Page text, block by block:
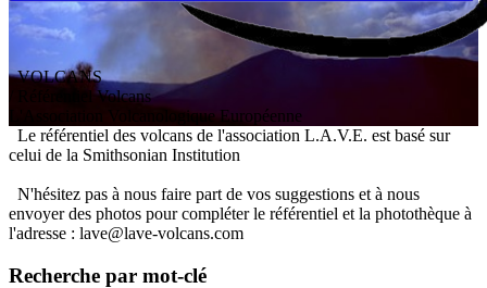
VOLCANS
/ Référentiel Volcans
ssociation V olcanologiqueEuropéenne
Le référentiel des volcans de l'association L.A.V.E. est basé sur
celui de la Smithsonian Institution
N'hésitez pas à nous faire part de vos suggestions et à nous
envoyer des photos pour compléter le référentiel et la photothèque à
l'adresse : lave@lave-volcans.com
Recherche par mot-clé